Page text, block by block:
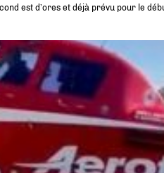
est d’ores et déjà prévu pour le